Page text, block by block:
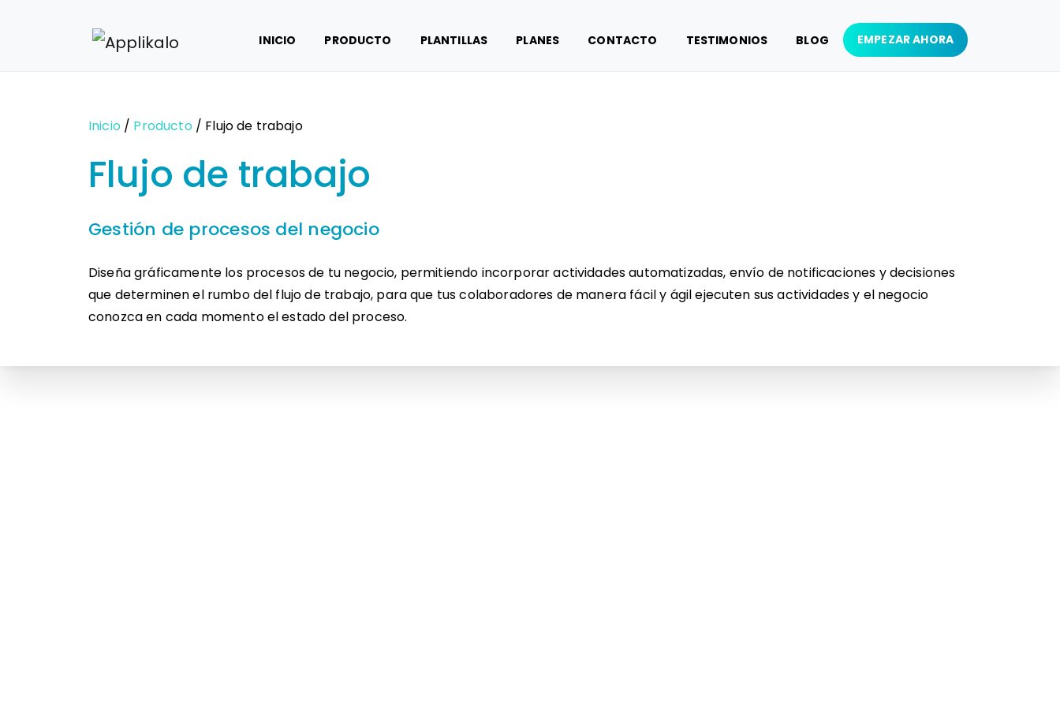
INICIO PRODUCTO PLANTILLAS PLANES CONTACTO TESTIMONIOS BLOG EMPEZAR AHORA
Inicio / Producto / Flujo de trabajo
Flujo de trabajo
Gestión de procesos del negocio
Diseña gráficamente los procesos de tu negocio, permitiendo incorporar actividades automatizadas, envío de notificaciones y decisiones
que determinen el rumbo del flujo de trabajo, para que tus colaboradores de manera fácil y ágil ejecuten sus actividades y el negocio
conozca en cada momento el estado del proceso.